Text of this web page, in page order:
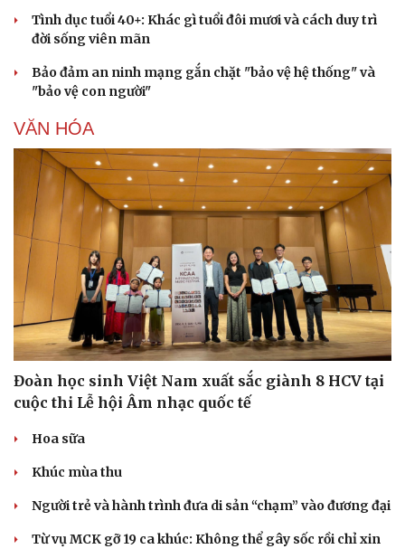
Nam khoa
Làm đẹp - giảm cân
Phòng mạch online
Ăn sạch sống khỏe
Tình dục tuổi 40+: Khác gì tuổi đôi mươi và cách duy trì
đời sống viên mãn
Bảo đảm an ninh mạng gắn chặt "bảo vệ hệ thống" và
"bảo vệ con người"
VĂN HÓA
Đoàn học sinh Việt Nam xuất sắc giành 8 HCV tại
cuộc thi Lễ hội Âm nhạc quốc tế
Hoa sữa
Khúc mùa thu
Người trẻ và hành trình đưa di sản “chạm” vào đương đại
Từ vụ MCK gỡ 19 ca khúc: Không thể gây sốc rồi chỉ xin